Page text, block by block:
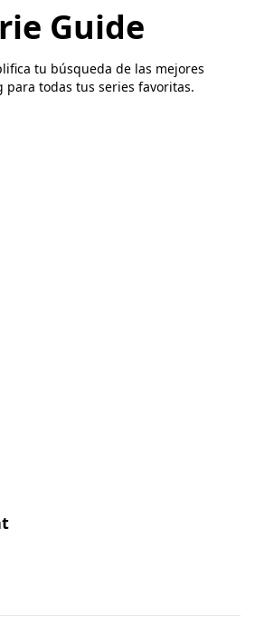
Guide
tu búsqueda de las mejores
para todas tus series favoritas.